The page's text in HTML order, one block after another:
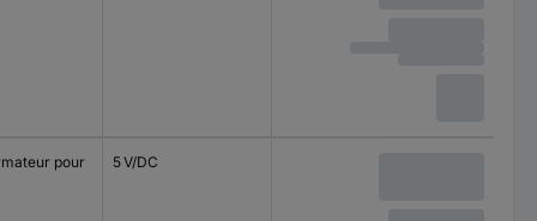
pour
5 V/DC